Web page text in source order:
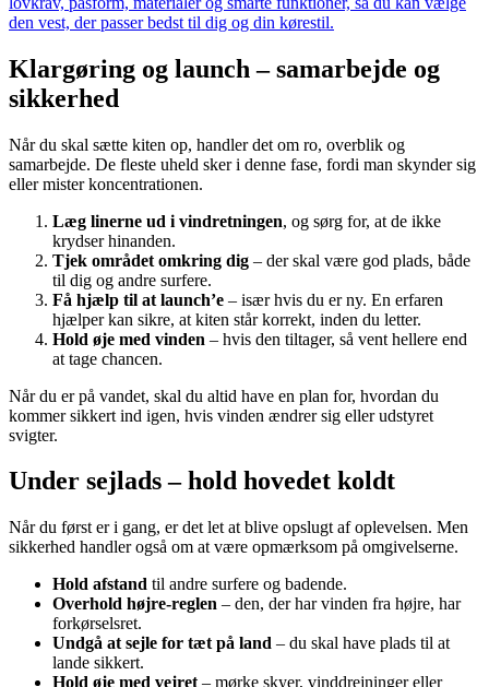
den vest, der passer bedst til dig og din kørestil.
Klargøring og launch – samarbejde og
sikkerhed
Når du skal sætte kiten op, handler det om ro, overblik og
samarbejde. De fleste uheld sker i denne fase, fordi man skynder sig
eller mister koncentrationen.
Læg linerne ud i vindretningen, og sørg for, at de ikke
krydser hinanden.
Tjek området omkring dig – der skal være god plads, både
til dig og andre surfere.
Få hjælp til at launch’e – især hvis du er ny. En erfaren
hjælper kan sikre, at kiten står korrekt, inden du letter.
Hold øje med vinden – hvis den tiltager, så vent hellere end
at tage chancen.
Når du er på vandet, skal du altid have en plan for, hvordan du
kommer sikkert ind igen, hvis vinden ændrer sig eller udstyret
svigter.
Under sejlads – hold hovedet koldt
Når du først er i gang, er det let at blive opslugt af oplevelsen. Men
sikkerhed handler også om at være opmærksom på omgivelserne.
Hold afstand til andre surfere og badende.
Overhold højre-reglen – den, der har vinden fra højre, har
forkørselsret.
Undgå at sejle for tæt på land – du skal have plads til at
lande sikkert.
Hold øje med vejret – mørke skyer, vinddrejninger eller